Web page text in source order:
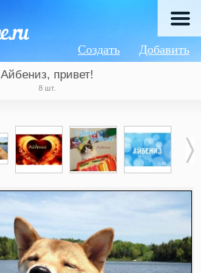
Добавить
Создать
Айбениз, привет!
8 шт.